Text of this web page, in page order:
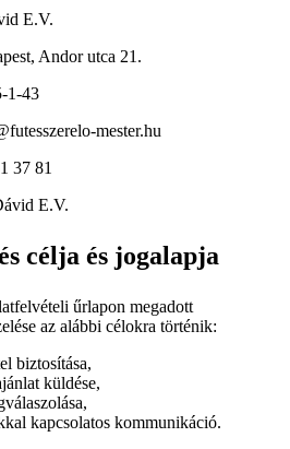
E.V.
Andor utca 21.
1-43
mester.hu
37 81
E.V.
célja és jogalapja
űrlapon megadott
az alábbi célokra történik:
biztosítása,
küldése,
kapcsolatos kommunikáció.